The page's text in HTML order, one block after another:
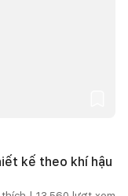
kế theo khí hậu